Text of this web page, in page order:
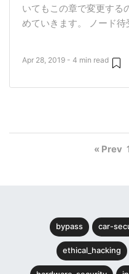
いてもこの章で変更する
めていきます。 ノード待
Apr 28, 2019 - 4 min read
« Prev
bypass car-
ethical_hacking